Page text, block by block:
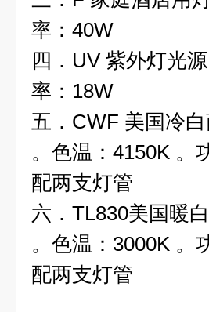
率：40W
四．UV 紫外灯光
率：18W
五．CWF 美国冷
。色温：4150K 。
配两支灯管
六．TL830美国暖
。色温：3000K 。
配两支灯管